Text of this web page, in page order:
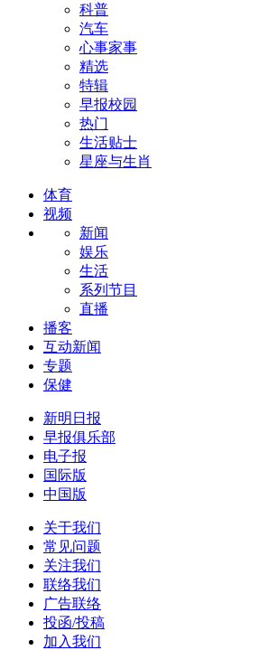
科普
汽车
心事家事
精选
特辑
早报校园
热门
生活贴士
星座与生肖
体育
视频
新闻
娱乐
生活
系列节目
直播
播客
互动新闻
专题
保健
新明日报
早报俱乐部
电子报
国际版
中国版
关于我们
常见问题
关注我们
联络我们
广告联络
投函/投稿
加入我们